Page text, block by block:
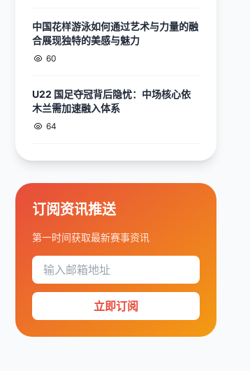
中国花样游泳如何通过艺术与力量的融
合展现独特的美感与魅力
60
U22 国足夺冠背后隐忧：中场核心依
木兰需加速融入体系
64
订阅资讯推送
第一时间获取最新赛事资讯
立即订阅